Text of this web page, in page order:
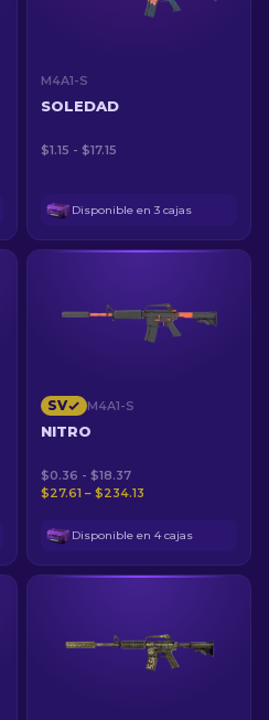
M4A1-S
SOLEDAD
$1.15 - $17.15
Disponible en 3 cajas
SV M4A1-S
NITRO
$0.36 - $18.37
$27.61 – $234.13
Disponible en 4 cajas